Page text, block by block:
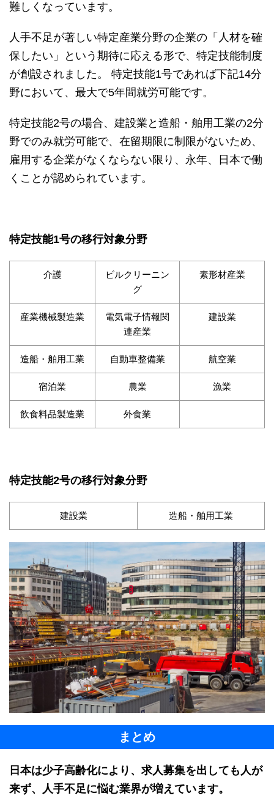
難しくなっています。
人手不足が著しい特定産業分野の企業の「人材を確
保したい」という期待に応える形で、特定技能制度
が創設されました。 特定技能1号であれば下記14分
野において、最大で5年間就労可能です。
特定技能2号の場合、建設業と造船・舶用工業の2分
野でのみ就労可能で、在留期限に制限がないため、
雇用する企業がなくならない限り、永年、日本で働
くことが認められています。
特定技能1号の移行対象分野
介護
ビルクリーニン
グ
素形材産業
産業機械製造業
電気電子情報関
連産業
建設業
造船・舶用工業 自動車整備業 航空業
宿泊業 農業 漁業
飲食料品製造業 外食業
特定技能2号の移行対象分野
建設業 造船・舶用工業
まとめ
日本は少子高齢化により、求人募集を出しても人が
来ず、人手不足に悩む業界が増えています。